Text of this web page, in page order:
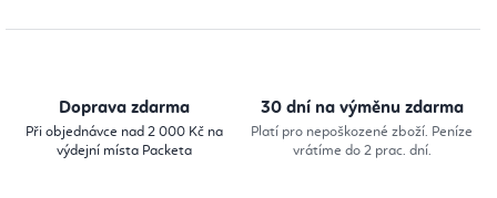
Doprava zdarma
Při objednávce nad 2 000 Kč na
výdejní místa Packeta
30 dní na výměnu zdarma
Platí pro nepoškozené zboží. Peníze
vrátíme do 2 prac. dní.